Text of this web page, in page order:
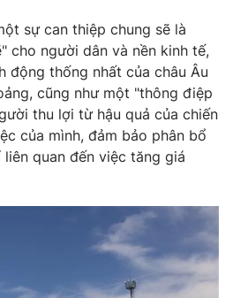
Podcast
Infographic
Shorts video
VTV Thể thao
sự can thiệp chung sẽ là
cho người dân và nền kinh tế,
động thống nhất của châu Âu
cũng như một "thông điệp
thu lợi từ hậu quả của chiến
của mình, đảm bảo phân bổ
quan đến việc tăng giá